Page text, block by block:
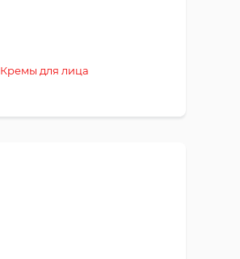
Кремы для лица